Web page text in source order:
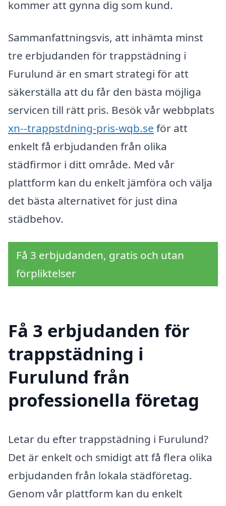
kommer att gynna dig som kund.
Sammanfattningsvis, att inhämta minst
tre erbjudanden för trappstädning i
Furulund är en smart strategi för att
säkerställa att du får den bästa möjliga
servicen till rätt pris. Besök vår webbplats
xn--trappstdning-pris-wqb.se för att
enkelt få erbjudanden från olika
städfirmor i ditt område. Med vår
plattform kan du enkelt jämföra och välja
det bästa alternativet för just dina
städbehov.
Få 3 erbjudanden, gratis och utan
förpliktelser
Få 3 erbjudanden för
trappstädning i
Furulund från
professionella företag
Letar du efter trappstädning i Furulund?
Det är enkelt och smidigt att få flera olika
erbjudanden från lokala städföretag.
Genom vår plattform kan du enkelt